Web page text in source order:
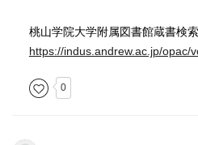
桃山学院大学附属図書館蔵書検
https://indus.andrew.ac.jp/opac/
0